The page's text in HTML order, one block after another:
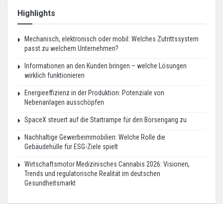
Highlights
Mechanisch, elektronisch oder mobil: Welches Zutrittssystem
passt zu welchem Unternehmen?
Informationen an den Kunden bringen – welche Lösungen
wirklich funktionieren
Energieeffizienz in der Produktion: Potenziale von
Nebenanlagen ausschöpfen
SpaceX steuert auf die Startrampe für den Börsengang zu
Nachhaltige Gewerbeimmobilien: Welche Rolle die
Gebäudehülle für ESG-Ziele spielt
Wirtschaftsmotor Medizinisches Cannabis 2026: Visionen,
Trends und regulatorische Realität im deutschen
Gesundheitsmarkt